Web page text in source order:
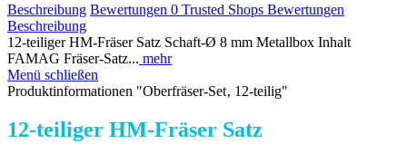
Beschreibung Bewertungen 0 Trusted Shops Bewertungen
Beschreibung
12-teiliger HM-Fräser Satz Schaft-Ø 8 mm Metallbox Inhalt
FAMAG Fräser-Satz... mehr
Menü schließen
Produktinformationen "Oberfräser-Set‚ 12-teilig"
12-teiliger HM-Fräser Satz